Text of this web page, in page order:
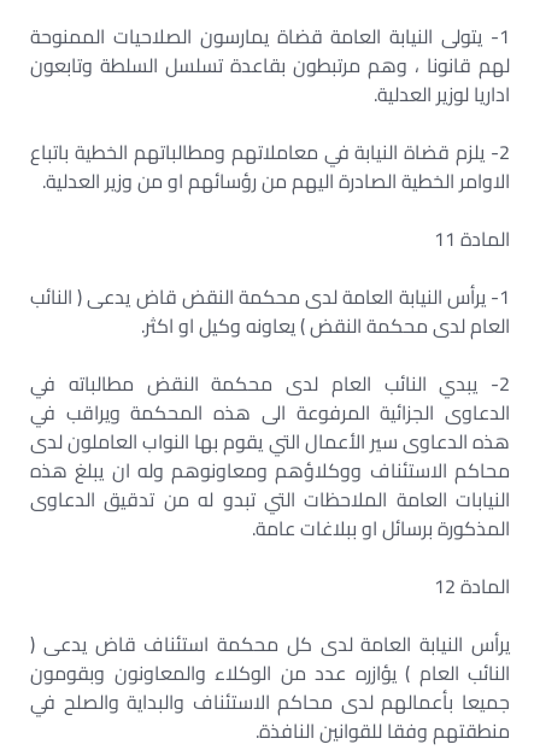
1- يتولى النيابة العامة قضاة يمارسون الصلاحيات الممنوحة
لهم قانونا ، وهم مرتبطون بقاعدة تسلسل السلطة وتابعون
اداريا لوزير العدلية.
2- يلزم قضاة النيابة في معاملاتهم ومطالباتهم الخطية باتباع
الاوامر الخطية الصادرة اليهم من رؤسائهم او من وزير العدلية.
المادة 11
1- يرأس النيابة العامة لدى محكمة النقض قاض يدعى ( النائب
العام لدى محكمة النقض ) يعاونه وكيل او اكثر.
2- يبدي النائب العام لدى محكمة النقض مطالباته في
الدعاوى الجزائية المرفوعة الى هذه المحكمة ويراقب في
هذه الدعاوى سير الأعمال التي يقوم بها النواب العاملون لدى
محاكم الاستئناف ووكلاؤهم ومعاونوهم وله ان يبلغ هذه
النيابات العامة الملاحظات التي تبدو له من تدقيق الدعاوى
المذكورة برسائل او ببلاغات عامة.
المادة 12
يرأس النيابة العامة لدى كل محكمة استئناف قاض يدعى (
النائب العام ) يؤازره عدد من الوكلاء والمعاونون وبقومون
جميعا بأعمالهم لدى محاكم الاستئناف والبداية والصلح في
منطقتهم وفقا للقوانين النافذة.